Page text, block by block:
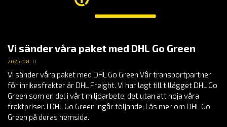
Vi sänder våra paket med DHL Go Green
2025-08-11
Vi sänder våra paket med DHL Go Green Vår transportpartner
för inrikesfrakter är DHL Freight. Vi har lagt till tillägget DHL Go
Green som en del i vårt miljöarbete, det utan att höja våra
fraktpriser. I DHL Go Green ingår följande; Läs mer om DHL Go
Green på deras hemsida.